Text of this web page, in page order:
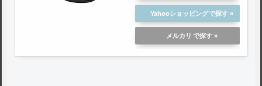
Yahooショッピング
メルカリ